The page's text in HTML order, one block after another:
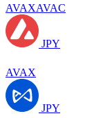
AVAXAVAC
JPY
AVAX
JPY